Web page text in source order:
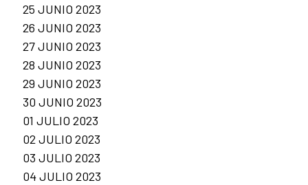
25 JUNIO 2023
26 JUNIO 2023
27 JUNIO 2023
28 JUNIO 2023
29 JUNIO 2023
30 JUNIO 2023
01 JULIO 2023
02 JULIO 2023
03 JULIO 2023
04 JULIO 2023